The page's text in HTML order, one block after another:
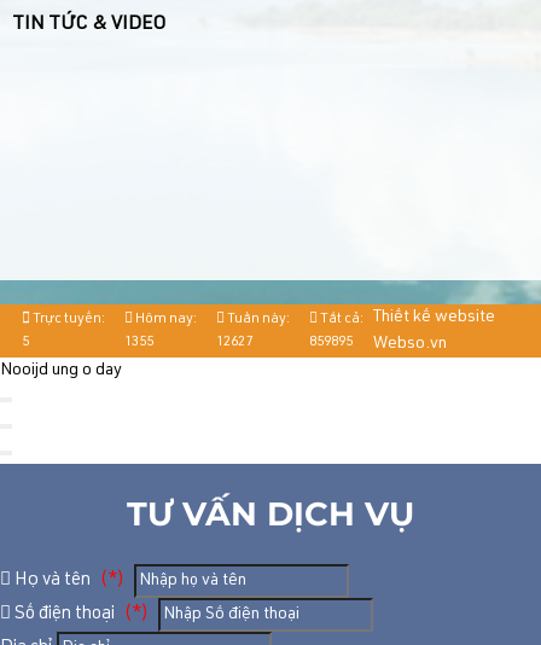
TIN TỨC & VIDEO
Trực tuyến:
5
Hôm nay:
1355
Tuần này:
12627
Tất cả:
859895
Thiết kế website
Webso.vn
Nooijd ung o day
TƯ VẤN DỊCH VỤ
Họ và tên
(*)
Số điện thoại
(*)